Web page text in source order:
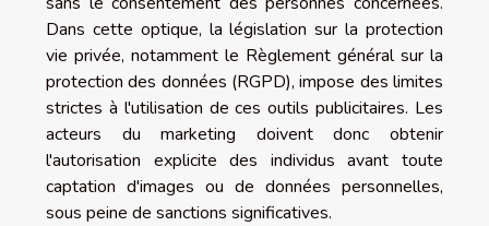
Dans cette optique, la législation sur la protection
vie privée, notamment le Règlement général sur la
protection des données (RGPD), impose des limites
strictes à l'utilisation de ces outils publicitaires. Les
acteurs du marketing doivent donc obtenir
l'autorisation explicite des individus avant toute
captation d'images ou de données personnelles,
sous peine de sanctions significatives.